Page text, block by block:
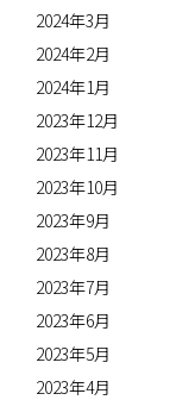
2024年3月
2024年2月
2024年1月
2023年12月
2023年11月
2023年10月
2023年9月
2023年8月
2023年7月
2023年6月
2023年5月
2023年4月